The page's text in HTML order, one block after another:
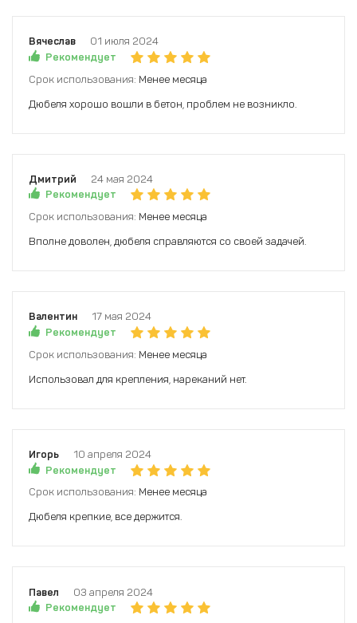
Вячеслав
01 июля 2024
Рекомендует
Срок использования: Менее месяца
Дюбеля хорошо вошли в бетон, проблем не возникло.
Дмитрий
24 мая 2024
Рекомендует
Срок использования: Менее месяца
Вполне доволен, дюбеля справляются со своей задачей.
Валентин
17 мая 2024
Рекомендует
Срок использования: Менее месяца
Использовал для крепления, нареканий нет.
Игорь
10 апреля 2024
Рекомендует
Срок использования: Менее месяца
Дюбеля крепкие, все держится.
Павел
03 апреля 2024
Рекомендует